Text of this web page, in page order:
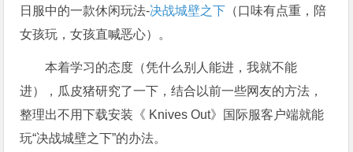
日服中的一款休闲玩法-决战城壁之下 （口味有点重，陪
女孩玩，女孩直喊恶心）。
本着学习的态度（凭什么别人能进，我就不能
进），瓜皮猪研究了一下，结合以前一些网友的方法，
整理出不用下载安装《 Knives Out》国际服客户端就能
玩“决战城壁之下”的办法。